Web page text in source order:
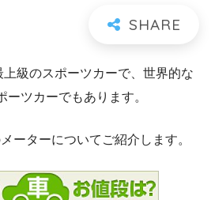
上級のスポーツカーで、世界的な
ツカーでもあります。
ーターについてご紹介します。